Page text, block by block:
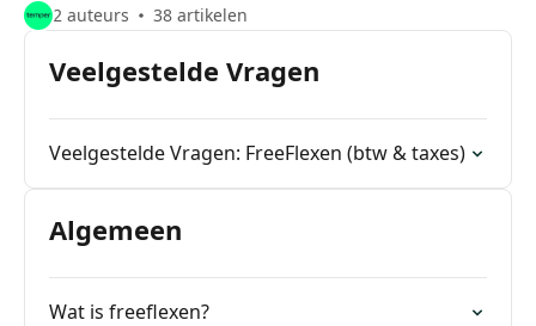
2 auteurs 38 artikelen
Veelgestelde Vragen
Veelgestelde Vragen: FreeFlexen (btw & taxes)
Algemeen
Wat is freeflexen?